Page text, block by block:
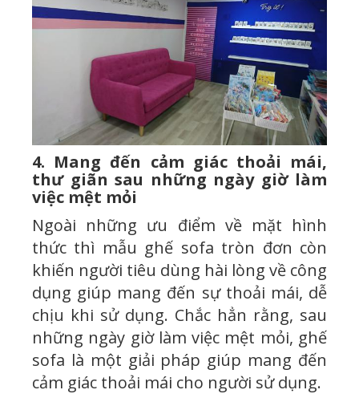
4. Mang đến cảm giác thoải mái,
thư giãn sau những ngày giờ làm
việc mệt mỏi
Ngoài những ưu điểm về mặt hình
thức thì mẫu ghế sofa tròn đơn còn
khiến người tiêu dùng hài lòng về công
dụng giúp mang đến sự thoải mái, dễ
chịu khi sử dụng. Chắc hẳn rằng, sau
những ngày giờ làm việc mệt mỏi, ghế
sofa là một giải pháp giúp mang đến
cảm giác thoải mái cho người sử dụng.